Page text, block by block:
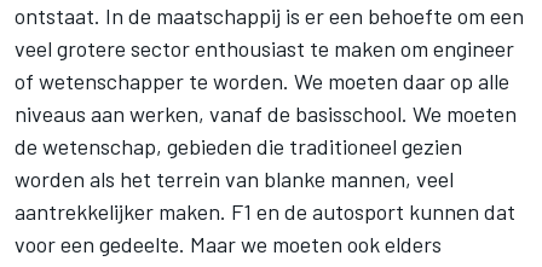
ontstaat. In de maatschappij is er een behoefte om een
veel grotere sector enthousiast te maken om engineer
of wetenschapper te worden. We moeten daar op alle
niveaus aan werken, vanaf de basisschool. We moeten
de wetenschap, gebieden die traditioneel gezien
worden als het terrein van blanke mannen, veel
aantrekkelijker maken. F1 en de autosport kunnen dat
voor een gedeelte. Maar we moeten ook elders